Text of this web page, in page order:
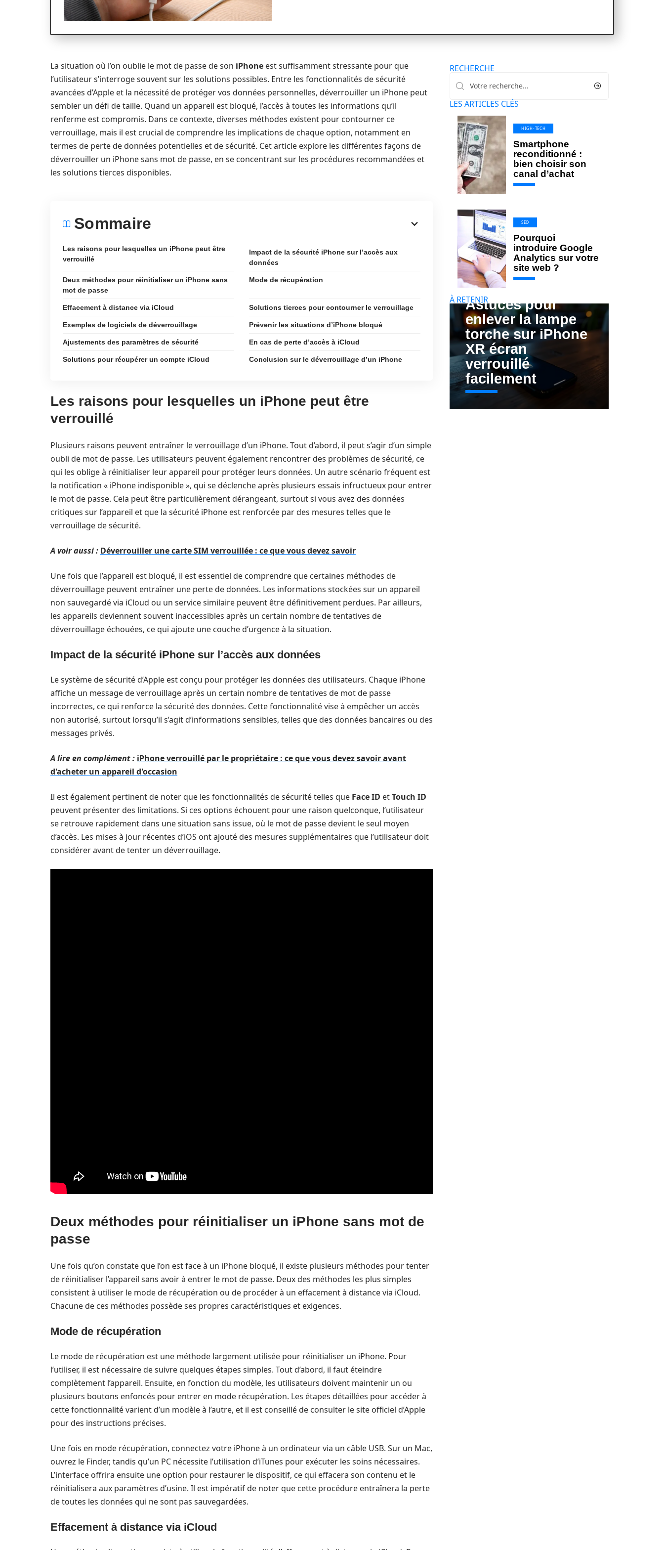
La situation où l’on oublie le mot de passe de son iPhone est suffisamment stressante pour que
l’utilisateur s’interroge souvent sur les solutions possibles. Entre les fonctionnalités de sécurité
avancées d’Apple et la nécessité de protéger vos données personnelles, déverrouiller un iPhone peut
sembler un défi de taille. Quand un appareil est bloqué, l’accès à toutes les informations qu’il
renferme est compromis. Dans ce contexte, diverses méthodes existent pour contourner ce
verrouillage, mais il est crucial de comprendre les implications de chaque option, notamment en
termes de perte de données potentielles et de sécurité. Cet article explore les différentes façons de
déverrouiller un iPhone sans mot de passe, en se concentrant sur les procédures recommandées et
les solutions tierces disponibles.
Sommaire
Les raisons pour lesquelles un iPhone peut être
verrouillé
Impact de la sécurité iPhone sur l’accès aux
données
Deux méthodes pour réinitialiser un iPhone sans
mot de passe
Mode de récupération
Effacement à distance via iCloud Solutions tierces pour contourner le verrouillage
Exemples de logiciels de déverrouillage Prévenir les situations d’iPhone bloqué
Ajustements des paramètres de sécurité En cas de perte d’accès à iCloud
Solutions pour récupérer un compte iCloud Conclusion sur le déverrouillage d’un iPhone
Les raisons pour lesquelles un iPhone peut être
verrouillé
Plusieurs raisons peuvent entraîner le verrouillage d’un iPhone. Tout d’abord, il peut s’agir d’un simple
oubli de mot de passe. Les utilisateurs peuvent également rencontrer des problèmes de sécurité, ce
qui les oblige à réinitialiser leur appareil pour protéger leurs données. Un autre scénario fréquent est
la notification « iPhone indisponible », qui se déclenche après plusieurs essais infructueux pour entrer
le mot de passe. Cela peut être particulièrement dérangeant, surtout si vous avez des données
critiques sur l’appareil et que la sécurité iPhone est renforcée par des mesures telles que le
verrouillage de sécurité.
A voir aussi : Déverrouiller une carte SIM verrouillée : ce que vous devez savoir
Une fois que l’appareil est bloqué, il est essentiel de comprendre que certaines méthodes de
déverrouillage peuvent entraîner une perte de données. Les informations stockées sur un appareil
non sauvegardé via iCloud ou un service similaire peuvent être définitivement perdues. Par ailleurs,
les appareils deviennent souvent inaccessibles après un certain nombre de tentatives de
déverrouillage échouées, ce qui ajoute une couche d’urgence à la situation.
Impact de la sécurité iPhone sur l’accès aux données
Le système de sécurité d’Apple est conçu pour protéger les données des utilisateurs. Chaque iPhone
affiche un message de verrouillage après un certain nombre de tentatives de mot de passe
incorrectes, ce qui renforce la sécurité des données. Cette fonctionnalité vise à empêcher un accès
non autorisé, surtout lorsqu’il s’agit d’informations sensibles, telles que des données bancaires ou des
messages privés.
A lire en complément : iPhone verrouillé par le propriétaire : ce que vous devez savoir avant
d'acheter un appareil d'occasion
Il est également pertinent de noter que les fonctionnalités de sécurité telles que Face ID etTouch ID
peuvent présenter des limitations. Si ces options échouent pour une raison quelconque, l’utilisateur
se retrouve rapidement dans une situation sans issue, où le mot de passe devient le seul moyen
d’accès. Les mises à jour récentes d’iOS ont ajouté des mesures supplémentaires que l’utilisateur doit
considérer avant de tenter un déverrouillage.
Deux méthodes pour réinitialiser un iPhone sans mot de
passe
Une fois qu’on constate que l’on est face à un iPhone bloqué, il existe plusieurs méthodes pour tenter
de réinitialiser l’appareil sans avoir à entrer le mot de passe. Deux des méthodes les plus simples
consistent à utiliser le mode de récupération ou de procéder à un effacement à distance via iCloud.
Chacune de ces méthodes possède ses propres caractéristiques et exigences.
Mode de récupération
Le mode de récupération est une méthode largement utilisée pour réinitialiser un iPhone. Pour
l’utiliser, il est nécessaire de suivre quelques étapes simples. Tout d’abord, il faut éteindre
complètement l’appareil. Ensuite, en fonction du modèle, les utilisateurs doivent maintenir un ou
plusieurs boutons enfoncés pour entrer en mode récupération. Les étapes détaillées pour accéder à
cette fonctionnalité varient d’un modèle à l’autre, et il est conseillé de consulter le site officiel d’Apple
pour des instructions précises.
Une fois en mode récupération, connectez votre iPhone à un ordinateur via un câble USB. Sur un Mac,
ouvrez le Finder, tandis qu’un PC nécessite l’utilisation d’iTunes pour exécuter les soins nécessaires.
L’interface offrira ensuite une option pour restaurer le dispositif, ce qui effacera son contenu et le
réinitialisera aux paramètres d’usine. Il est impératif de noter que cette procédure entraînera la perte
de toutes les données qui ne sont pas sauvegardées.
Effacement à distance via iCloud
RECHERCHE
LES ARTICLES CLÉS
HIGH-TECH
Smartphone
reconditionné :
bien choisir son
canal d’achat
SEO
Pourquoi
introduire Google
Analytics sur votre
site web ?
À RETENIR
Astuces pour
enlever la lampe
torche sur iPhone
XR écran
verrouillé
facilement